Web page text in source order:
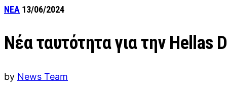
ΝΕΑ 13/06/2024
Νέα ταυτότητα για την Hellas
by News Team